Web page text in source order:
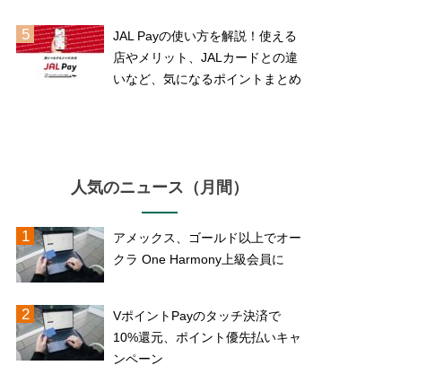
JAL Payの使い方を解説！使える
店やメリット、JALカードとの違
いなど、気になるポイントまとめ
人気のニュース（月間）
アメックス、ゴールド以上でオー
クラ One Harmony上級会員に
VポイントPayのタッチ決済で
10%還元、ポイント優先払いキャ
ンペーン